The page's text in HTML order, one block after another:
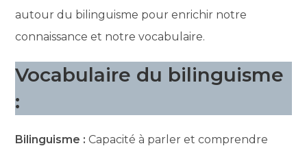
autour du bilinguisme pour enrichir notre
connaissance et notre vocabulaire.
Vocabulaire du bilinguisme
:
Bilinguisme : Capacité à parler et comprendre